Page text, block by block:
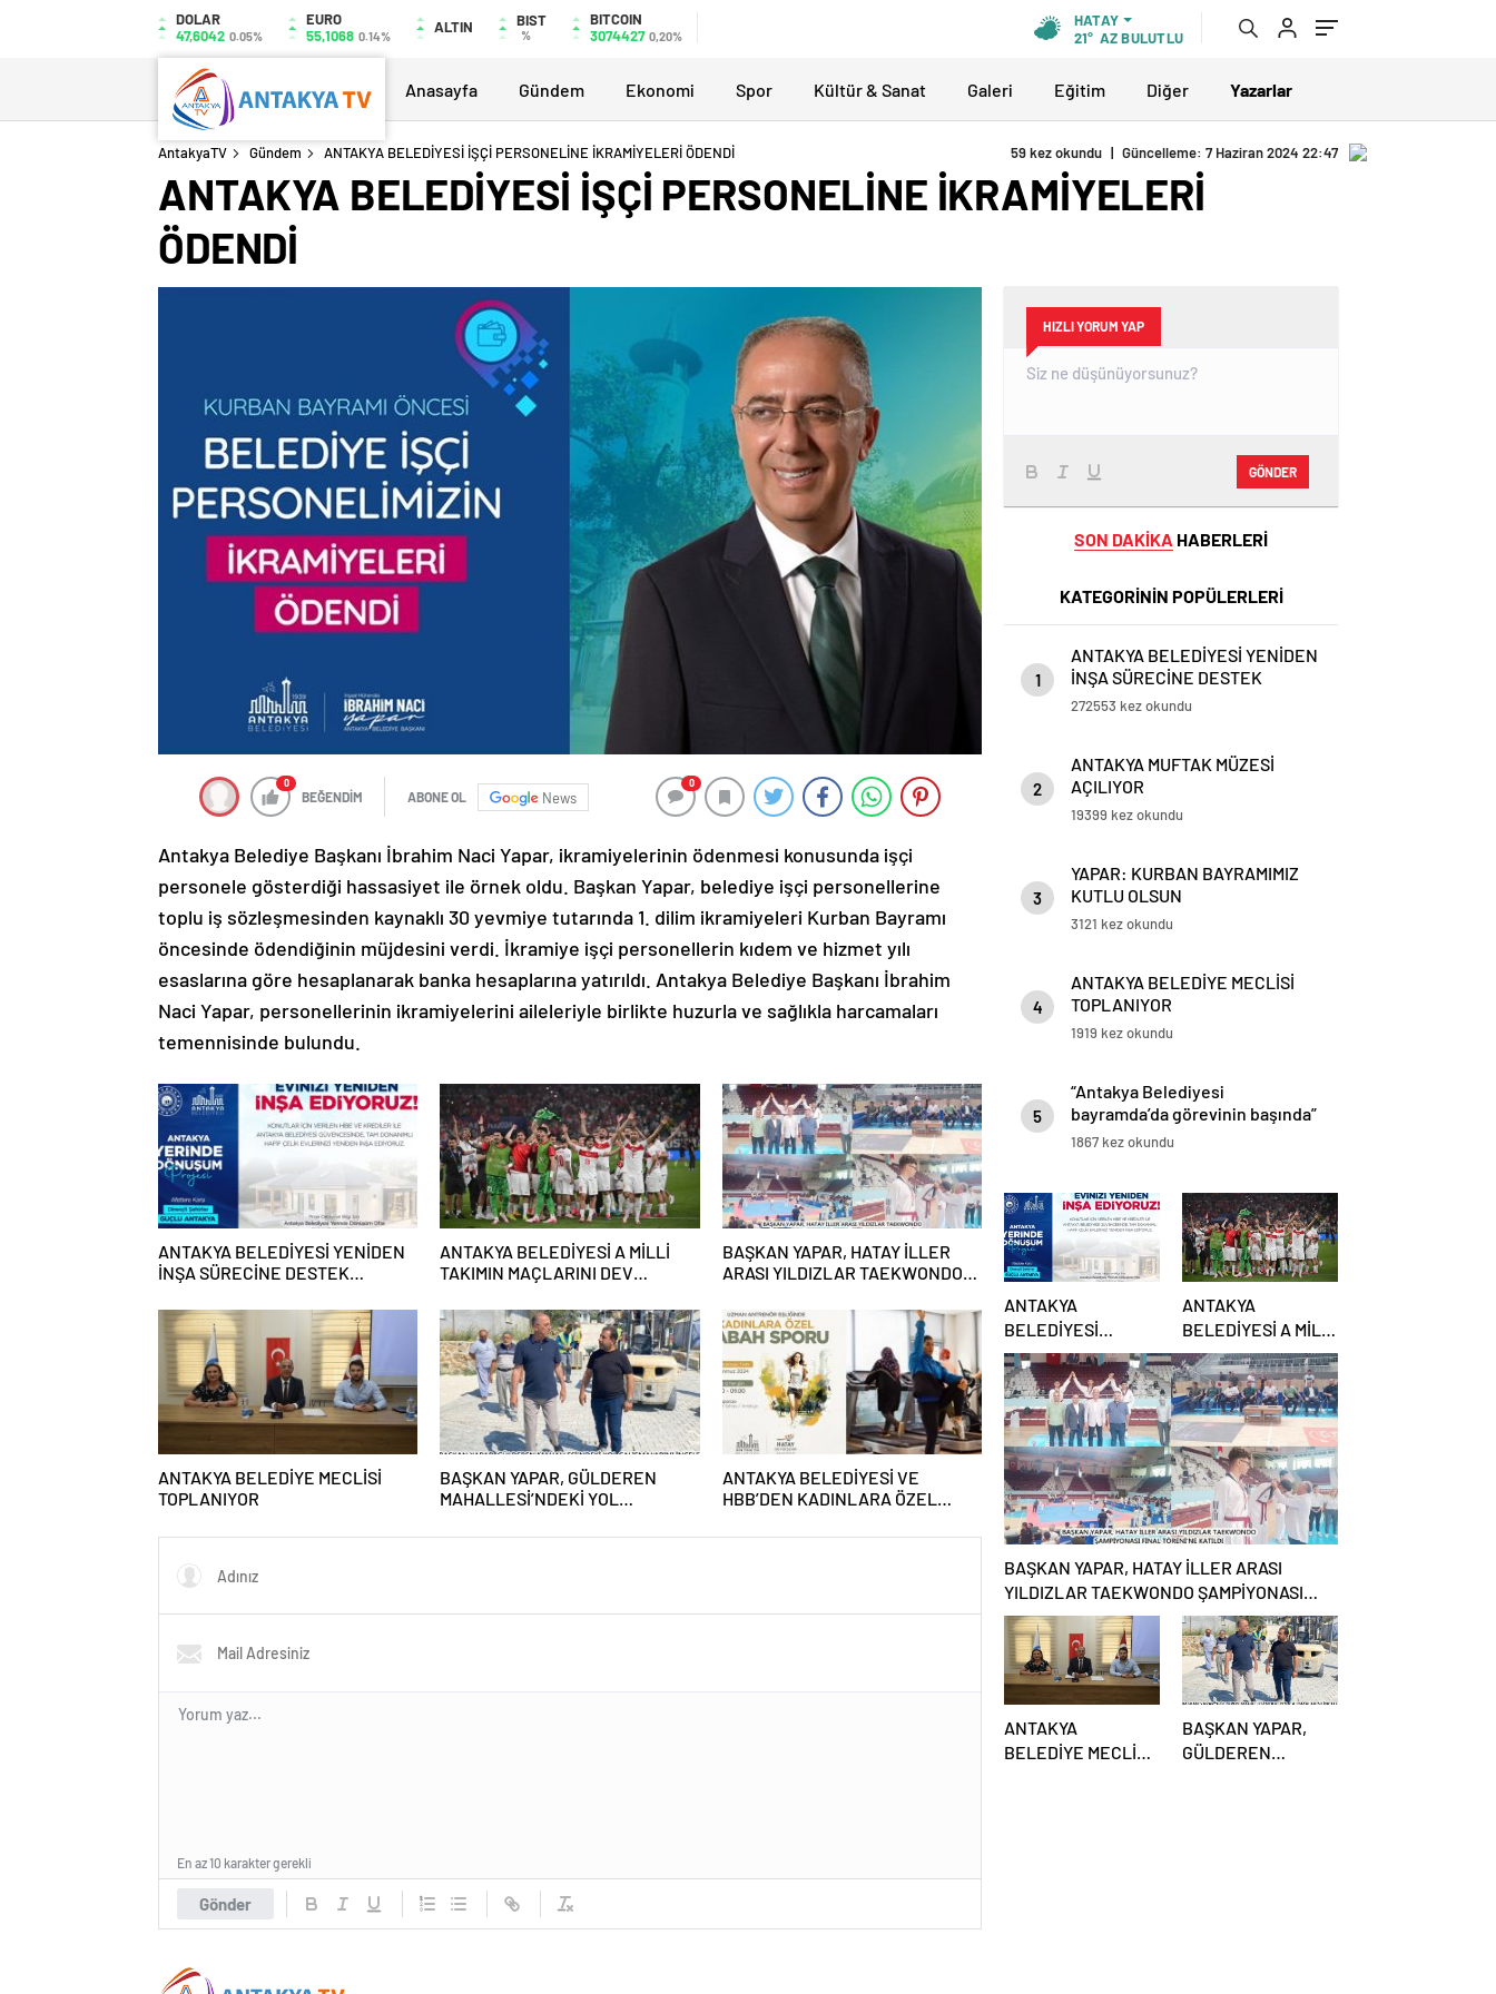
DOLAR
47,6042 0.05%
EURO
55,1068 0.14% ALTIN BIST
%
BITCOIN
3074427 0,20%
HATAY
21° AZ BULUTLU
Anasayfa Gündem Ekonomi Spor Kültür & Sanat Galeri Eğitim Diğer Yazarlar
AntakyaTV Gündem ANTAKYA BELEDİYESİ İŞÇİ PERSONELİNE İKRAMİYELERİ ÖDENDİ 59 kez okundu | Güncelleme: 7 Haziran 2024 22:47
ANTAKYA BELEDİYESİ İŞÇİ PERSONELİNE İKRAMİYELERİ
ÖDENDİ
0
BEĞENDİM ABONE OL News
0
Antakya Belediye Başkanı İbrahim Naci Yapar, ikramiyelerinin ödenmesi konusunda işçi
personele gösterdiği hassasiyet ile örnek oldu. Başkan Yapar, belediye işçi personellerine
toplu iş sözleşmesinden kaynaklı 30 yevmiye tutarında 1. dilim ikramiyeleri Kurban Bayramı
öncesinde ödendiğinin müjdesini verdi. İkramiye işçi personellerin kıdem ve hizmet yılı
esaslarına göre hesaplanarak banka hesaplarına yatırıldı. Antakya Belediye Başkanı İbrahim
Naci Yapar, personellerinin ikramiyelerini aileleriyle birlikte huzurla ve sağlıkla harcamaları
temennisinde bulundu.
ANTAKYA BELEDİYESİ YENİDEN
İNŞA SÜRECİNE DESTEK
ANTAKYA BELEDİYESİ A MİLLİ
TAKIMIN MAÇLARINI DEV
BAŞKAN YAPAR, HATAY İLLER
ARASI YILDIZLAR TAEKWONDO
KATILDI
ANTAKYA BELEDİYE MECLİSİ
TOPLANIYOR
BAŞKAN YAPAR, GÜLDEREN
MAHALLESİ’NDEKİ YOL
ANTAKYA BELEDİYESİ VE
HBB’DEN KADINLARA ÖZEL
Gönder
En az 10 karakter gerekli
HIZLI YORUM YAP
GÖNDER
SON DAKİKA HABERLERİ
KATEGORİNİN POPÜLERLERİ
1
ANTAKYA BELEDİYESİ YENİDEN
İNŞA SÜRECİNE DESTEK
VERECEK
272553 kez okundu
2
ANTAKYA MUFTAK MÜZESİ
AÇILIYOR
19399 kez okundu
3
YAPAR: KURBAN BAYRAMIMIZ
KUTLU OLSUN
3121 kez okundu
4
ANTAKYA BELEDİYE MECLİSİ
TOPLANIYOR
1919 kez okundu
5
“Antakya Belediyesi
bayramda’da görevinin başında”
1867 kez okundu
ANTAKYA
BELEDİYESİ
YENİDEN İNŞA
SÜRECİNE DESTEK
VERECEK
ANTAKYA
BELEDİYESİ A MİLLİ
TAKIMIN
MAÇLARINI DEV
EKRANDAN
YAYINLAYACAK
BAŞKAN YAPAR, HATAY İLLER ARASI
YILDIZLAR TAEKWONDO ŞAMPİYONASI
FİNAL TÖRENİ’NE KATILDI
ANTAKYA
BELEDİYE MECLİSİ
BAŞKAN YAPAR,
GÜLDEREN